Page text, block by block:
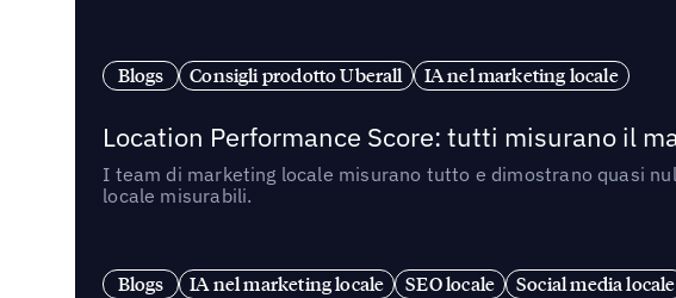
Blogs Consigli prodotto Uberall IA nel marketing locale
Location Performance Score: tutti misurano il
I team di marketing locale misurano tutto e dimostrano quasi
locale misurabili.
Blogs IA nel marketing locale SEO locale Social media locale